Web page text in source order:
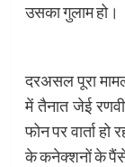
उसका गुलाम हो।
दरअसल पूरा
में तैनात जेई
फोन पर वार्ता हो
के कनेक्शनों के पैंसे